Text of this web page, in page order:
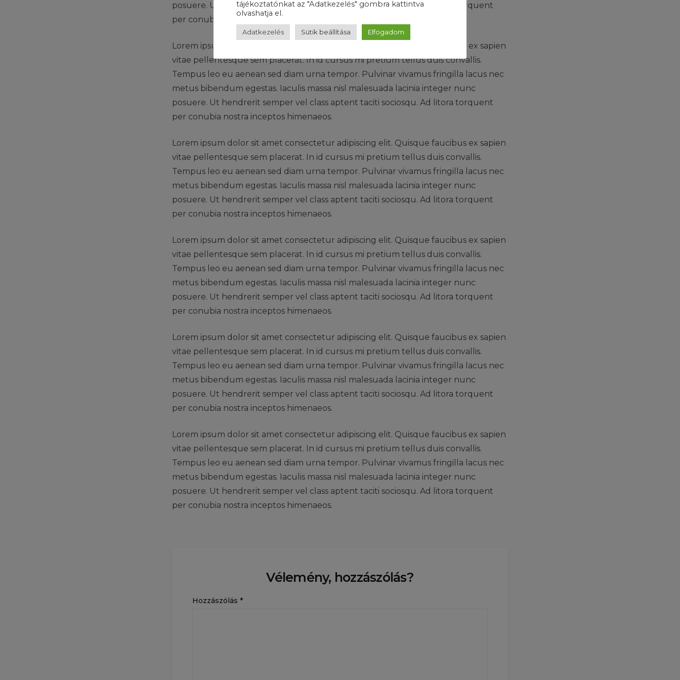
posuere. Ut hendrerit semper vel class aptent taciti sociosqu. Ad litora torquent
per conubia nostra inceptos himenaeos.
Lorem ipsum dolor sit amet consectetur adipiscing elit. Quisque faucibus ex sapien
vitae pellentesque sem placerat. In id cursus mi pretium tellus duis convallis.
Tempus leo eu aenean sed diam urna tempor. Pulvinar vivamus fringilla lacus nec
metus bibendum egestas. Iaculis massa nisl malesuada lacinia integer nunc
posuere. Ut hendrerit semper vel class aptent taciti sociosqu. Ad litora torquent
per conubia nostra inceptos himenaeos.
Lorem ipsum dolor sit amet consectetur adipiscing elit. Quisque faucibus ex sapien
vitae pellentesque sem placerat. In id cursus mi pretium tellus duis convallis.
Tempus leo eu aenean sed diam urna tempor. Pulvinar vivamus fringilla lacus nec
metus bibendum egestas. Iaculis massa nisl malesuada lacinia integer nunc
posuere. Ut hendrerit semper vel class aptent taciti sociosqu. Ad litora torquent
per conubia nostra inceptos himenaeos.
Lorem ipsum dolor sit amet consectetur adipiscing elit. Quisque faucibus ex sapien
vitae pellentesque sem placerat. In id cursus mi pretium tellus duis convallis.
Tempus leo eu aenean sed diam urna tempor. Pulvinar vivamus fringilla lacus nec
metus bibendum egestas. Iaculis massa nisl malesuada lacinia integer nunc
posuere. Ut hendrerit semper vel class aptent taciti sociosqu. Ad litora torquent
per conubia nostra inceptos himenaeos.
Lorem ipsum dolor sit amet consectetur adipiscing elit. Quisque faucibus ex sapien
vitae pellentesque sem placerat. In id cursus mi pretium tellus duis convallis.
Tempus leo eu aenean sed diam urna tempor. Pulvinar vivamus fringilla lacus nec
metus bibendum egestas. Iaculis massa nisl malesuada lacinia integer nunc
posuere. Ut hendrerit semper vel class aptent taciti sociosqu. Ad litora torquent
per conubia nostra inceptos himenaeos.
Lorem ipsum dolor sit amet consectetur adipiscing elit. Quisque faucibus ex sapien
vitae pellentesque sem placerat. In id cursus mi pretium tellus duis convallis.
Tempus leo eu aenean sed diam urna tempor. Pulvinar vivamus fringilla lacus nec
metus bibendum egestas. Iaculis massa nisl malesuada lacinia integer nunc
posuere. Ut hendrerit semper vel class aptent taciti sociosqu. Ad litora torquent
per conubia nostra inceptos himenaeos.
Vélemény, hozzászólás?
Hozzászólás *
tájékoztatónkat az "Adatkezelés" gombra kattintva
olvashatja el.
Adatkezelés Sütik beállítása Elfogadom